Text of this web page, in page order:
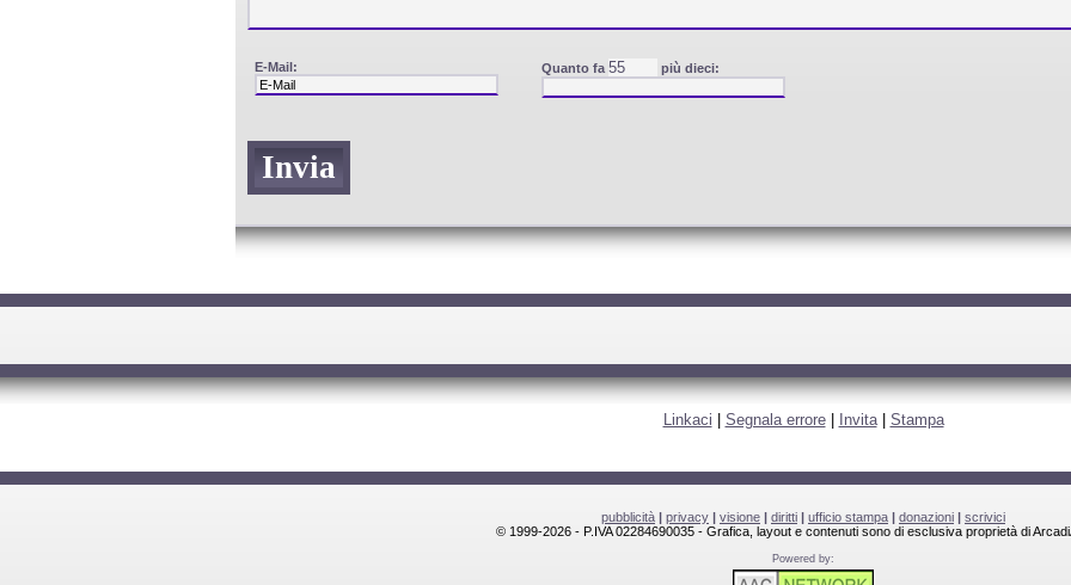
E-Mail: Quanto fa più dieci:
Linkaci Segnala errore| Invita| Stampa
pubblicità | privacy | visione | diritti | ufficio stampa | donazioni | scrivici
© 1999-2026 - P.IVA 02284690035 - Grafica, layout e contenuti sono di esclusiva proprietà di
Powered by: